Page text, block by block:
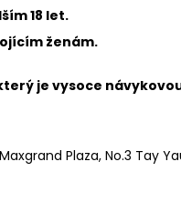
18 let.
ženám.
je vysoce
Maxgrand Plaza, No.3